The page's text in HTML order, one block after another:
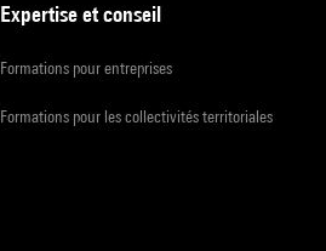
Expertise et conseil
Formations pour entreprises
Formations pour les collectivités territoriales